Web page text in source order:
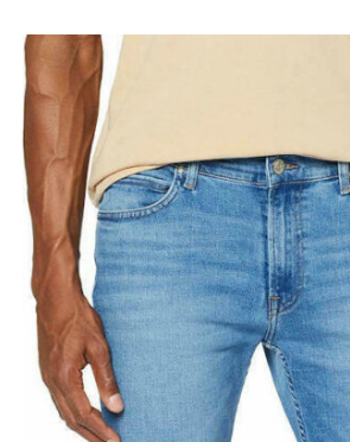
Αγόρι
Κορίτσι
Εσώρουχα
Είδη Παρέλασης
Σχετικά με εμάς